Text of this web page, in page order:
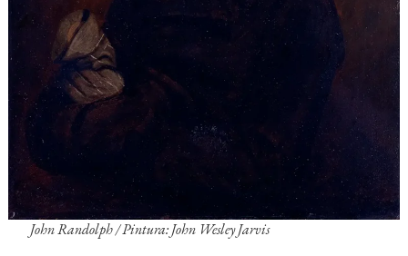
John Randolph /Pintura: John Wesley Jarvis